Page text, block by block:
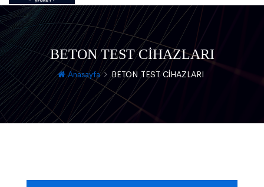
BETON TEST CİHAZLARI
Anasayfa BETON TEST CİHAZLARI